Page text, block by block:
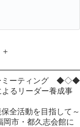
ーティング ◆◇◆
るリーダー養成事
活動を目指して～
市・都久志会館に